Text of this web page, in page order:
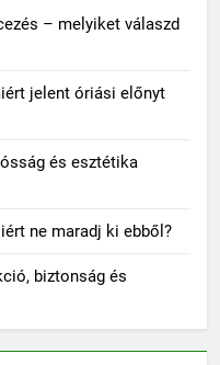
– melyiket válaszd
jelent óriási előnyt
és esztétika
ne maradj ki ebből?
biztonság és